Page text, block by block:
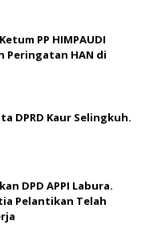
PP HIMPAUDI
Peringatan HAN di
DPRD Kaur Selingkuh.
DPD APPI Labura.
Pelantikan Telah